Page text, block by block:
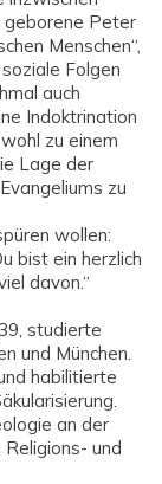
geborene Peter
Menschen“,
Folgen
auch
Indoktrination
zu einem
Lage der
zu
wollen:
bist ein herzlich
davon.“
studierte
und München.
habilitierte
an der
und